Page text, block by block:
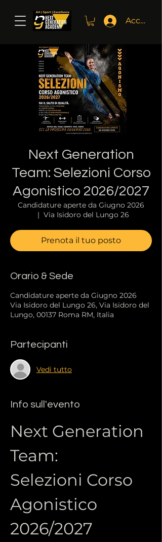
Accedi
Next Generation
Team: Selezioni Corso
Agonistico 2026/2027
Candidature aperte da Giugno 2026
  |
Via Isidoro del Lungo 26
Prenota il tuo posto
Orario & Sede
Candidature aperte da Giugno 2026
Via Isidoro del Lungo 26, Via Isidoro del
Lungo, 00137 Roma RM, Italia
Partecipanti
Vedi tutto
Info sull'evento
Next Generation
Team:
Selezioni Corso
Agonistico
2026/2027